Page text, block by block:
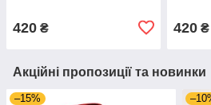
420 ₴ 420₴
Акційні пропозиції та новинки
–15%